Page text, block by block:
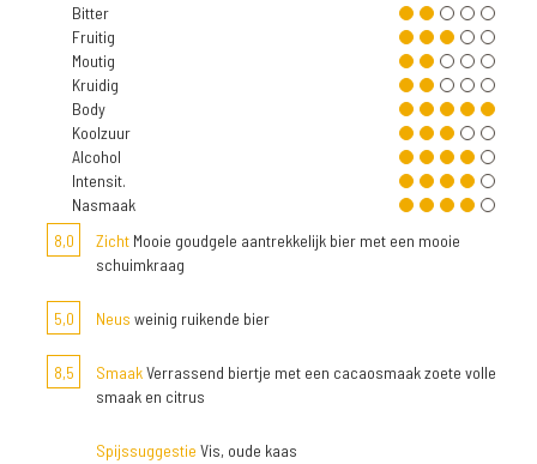
Bitter
Fruitig
Moutig
Kruidig
Body
Koolzuur
Alcohol
Intensit.
Nasmaak
8,0
Zicht Mooie goudgele aantrekkelijk bier met een mooie
schuimkraag
5,0 Neus weinig ruikende bier
8,5 SmaakVerrassend biertje met een cacaosmaak zoete volle
smaak en citrus
Spijssuggestie Vis, oude kaas